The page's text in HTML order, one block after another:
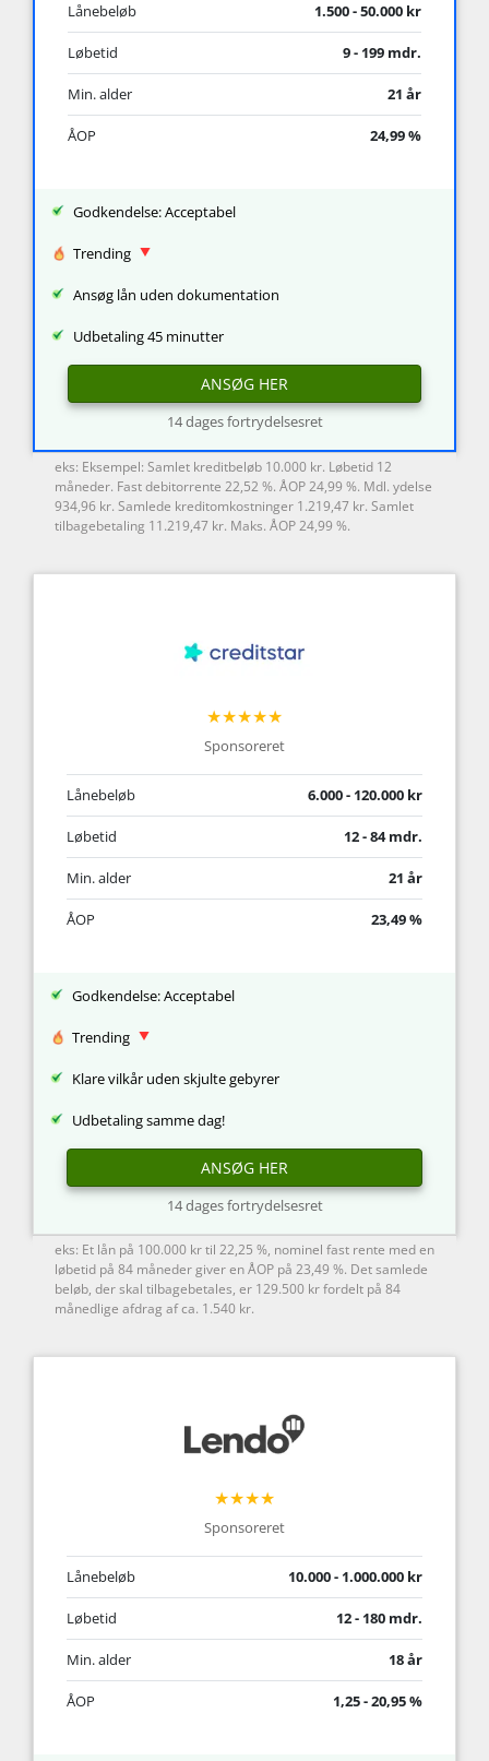
Lånebeløb 1.500 - 50.000 kr
Løbetid 9 - 199 mdr.
Min. alder 21 år
ÅOP 24,99 %
Godkendelse: Acceptabel
Trending
Ansøg lån uden dokumentation
Udbetaling 45 minutter
ANSØG HER
14 dages fortrydelsesret
eks: Eksempel: Samlet kreditbeløb 10.000 kr. Løbetid 12
måneder. Fast debitorrente 22,52 %. ÅOP 24,99 %. Mdl. ydelse
934,96 kr. Samlede kreditomkostninger 1.219,47 kr. Samlet
tilbagebetaling 11.219,47 kr. Maks. ÅOP 24,99 %.
★★★★★
Sponsoreret
Lånebeløb 6.000 - 120.000 kr
Løbetid 12 - 84 mdr.
Min. alder 21 år
ÅOP 23,49 %
Godkendelse: Acceptabel
Trending
Klare vilkår uden skjulte gebyrer
Udbetaling samme dag!
ANSØG HER
14 dages fortrydelsesret
eks: Et lån på 100.000 kr til 22,25 %, nominel fast rente med en
løbetid på 84 måneder giver en ÅOP på 23,49 %. Det samlede
beløb, der skal tilbagebetales, er 129.500 kr fordelt på 84
månedlige afdrag af ca. 1.540 kr.
★★★★
Sponsoreret
Lånebeløb 10.000 - 1.000.000 kr
Løbetid 12 - 180 mdr.
Min. alder 18 år
ÅOP 1,25 - 20,95 %